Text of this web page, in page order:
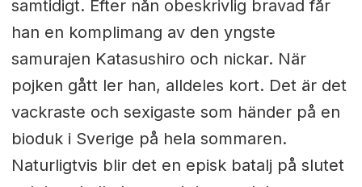
samtidigt. Efter nån obeskrivlig bravad får
han en komplimang av den yngste
samurajen Katasushiro och nickar. När
pojken gått ler han, alldeles kort. Det är det
vackraste och sexigaste som händer på en
bioduk i Sverige på hela sommaren.
Naturligtvis blir det en episk batalj på slutet